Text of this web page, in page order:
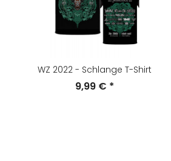
WZ 2022 - Schlange T-Shirt
9,99 € *